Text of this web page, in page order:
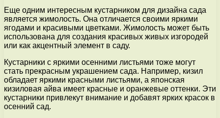
Еще одним интересным кустарником для дизайна сада
является жимолость. Она отличается своими яркими
ягодами и красивыми цветками. Жимолость может быть
использована для создания красивых живых изгородей
или как акцентный элемент в саду.
Кустарники с яркими осенними листьями тоже могут
стать прекрасным украшением сада. Например, кизил
обладает яркими красными листьями, а японская
кизиловая айва имеет красные и оранжевые оттенки. Эти
кустарники привлекут внимание и добавят ярких красок в
осенний сад.